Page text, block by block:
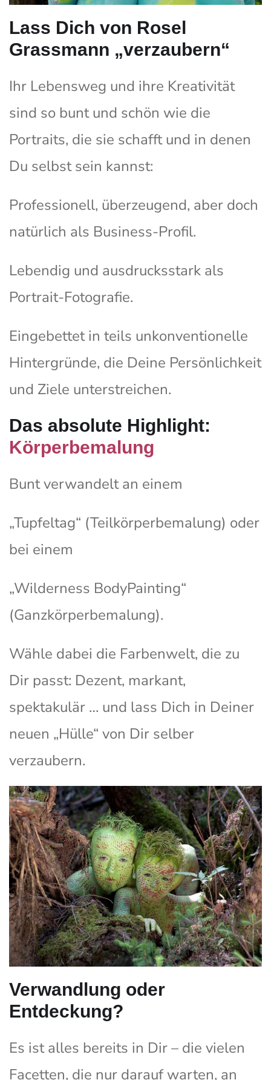
Lass Dich von Rosel
Grassmann „verzaubern“
Ihr Lebensweg und ihre Kreativität
sind so bunt und schön wie die
Portraits, die sie schafft und in denen
Du selbst sein kannst:
Professionell, überzeugend, aber doch
natürlich als Business-Profil.
Lebendig und ausdrucksstark als
Portrait-Fotografie.
Eingebettet in teils unkonventionelle
Hintergründe, die Deine Persönlichkeit
und Ziele unterstreichen.
Das absolute Highlight:
Körperbemalung
Bunt verwandelt an einem
„Tupfeltag“ (Teilkörperbemalung) oder
bei einem
„Wilderness BodyPainting“
(Ganzkörperbemalung).
Wähle dabei die Farbenwelt, die zu
Dir passt: Dezent, markant,
spektakulär … und lass Dich in Deiner
neuen „Hülle“ von Dir selber
verzaubern.
Verwandlung oder
Entdeckung?
Es ist alles bereits in Dir – die vielen
Facetten, die nur darauf warten, an